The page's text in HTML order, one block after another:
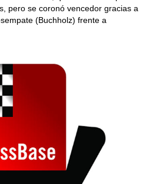
pero se coronó vencedor gracias a
(Buchholz) frente a